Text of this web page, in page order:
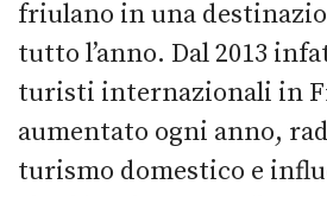
friulano in una
tutto l’anno. Dal 2013
turisti internazionali in
aumentato ogni anno,
turismo domestico e